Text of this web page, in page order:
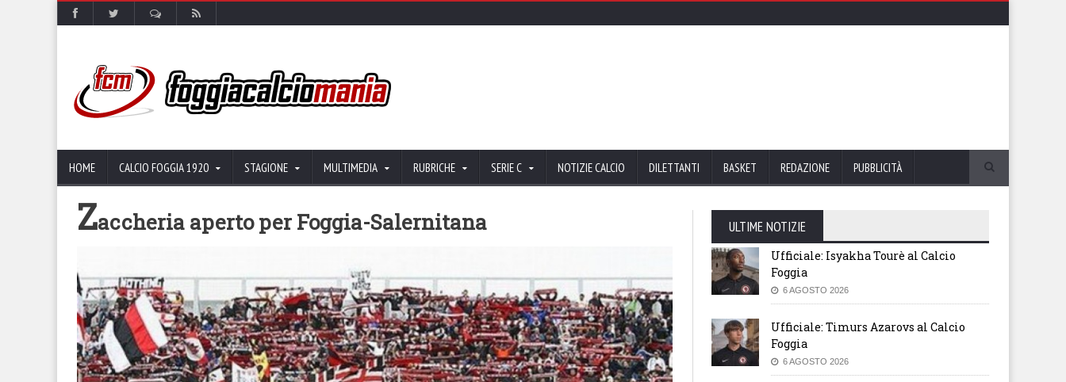
HOME CALCIO FOGGIA 1920 STAGIONE MULTIMEDIA RUBRICHE SERIE C NOTIZIE CALCIO DILETTANTI BASKET REDAZIONE PUBBLICITÀ
Zaccheria aperto per Foggia-Salernitana ULTIME NOTIZIE
Ufficiale: Isyakha Tourè al Calcio
Foggia
6 AGOSTO 2026
Ufficiale: Timurs Azarovs al Calcio
Foggia
6 AGOSTO 2026